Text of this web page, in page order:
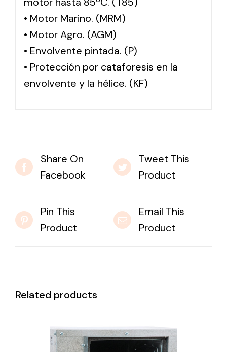
• Motor Marino. (MRM)
• Motor Agro. (AGM)
• Envolvente pintada. (P)
• Protección por cataforesis en la
envolvente y la hélice. (KF)
Share On
Facebook
Tweet This
Product
Pin This
Product
Email This
Product
Related products